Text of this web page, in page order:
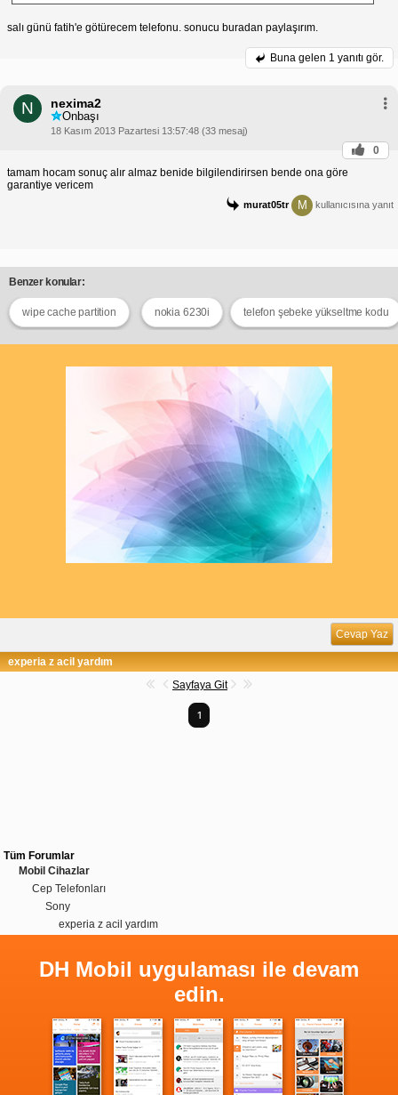
salı günü fatih'e götürecem telefonu. sonucu buradan paylaşırım.
Buna gelen 1 yanıtı gör.
N nexima2
Onbaşı
18 Kasım 2013 Pazartesi 13:57:48 (33 mesaj)
0
tamam hocam sonuç alır almaz benide bilgilendirirsen bende ona göre
garantiye vericem
murat05tr M kullanıcısına yanıt
Benzer konular:
wipe cache partition nokia 6230i telefon şebeke yükseltme kodu
Cevap Yaz
experia z acil yardım
Sayfaya Git
1
Tüm Forumlar
Mobil Cihazlar
Cep Telefonları
Sony
experia z acil yardım
DH Mobil uygulaması ile devam
edin.